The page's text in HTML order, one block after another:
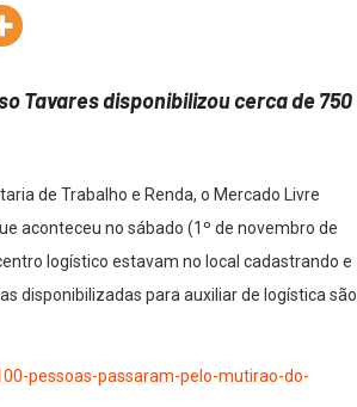
Tavares disponibilizou cerca de 750
de Trabalho e Renda, o Mercado Livre
aconteceu no sábado (1º de novembro de
logístico estavam no local cadastrando e
disponibilizadas para auxiliar de logística são
pessoas-passaram-pelo-mutirao-do-